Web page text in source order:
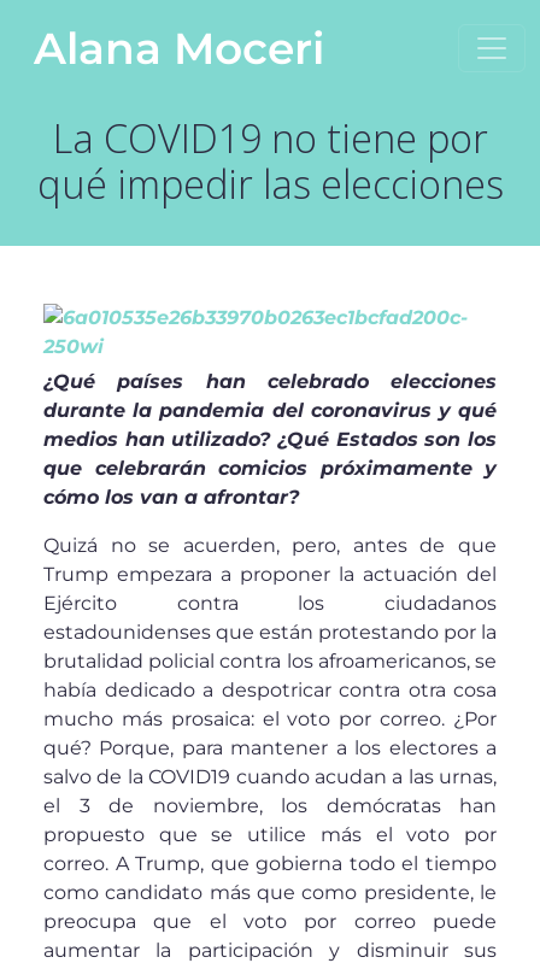
Navegación principal
Alana Moceri
La COVID19 no tiene por
qué impedir las elecciones
¿Qué países han celebrado elecciones
durante la pandemia del coronavirus y qué
medios han utilizado? ¿Qué Estados son los
que celebrarán comicios próximamente y
cómo los van a afrontar?
Quizá no se acuerden, pero, antes de que
Trump empezara a proponer la actuación del
Ejército contra los ciudadanos
estadounidenses que están protestando por la
brutalidad policial contra los afroamericanos, se
había dedicado a despotricar contra otra cosa
mucho más prosaica: el voto por correo. ¿Por
qué? Porque, para mantener a los electores a
salvo de la COVID19 cuando acudan a las urnas,
el 3 de noviembre, los demócratas han
propuesto que se utilice más el voto por
correo. A Trump, que gobierna todo el tiempo
como candidato más que como presidente, le
preocupa que el voto por correo puede
aumentar la participación y disminuir sus